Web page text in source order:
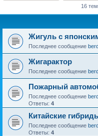
16
Жигуль с
Последнее сообщение
Жигарактор
Последнее сообщение
Пожарный
Последнее сообщение
Ответы: 4
Китайские
Последнее сообщение
Ответы: 4